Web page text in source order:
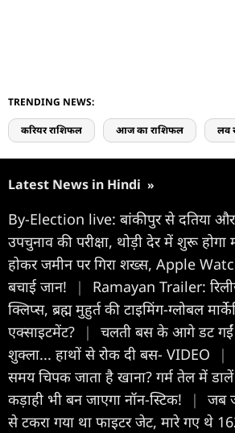
TRENDING NEWS:
करियर राशिफल आज का राशिफल लव
Latest News in Hindi »
By-Election live: बांकीपुर से दतिया
उपचुनाव की परीक्षा, थोड़ी देर में शुरू होगा
होकर जमीन पर गिरा शख्स, Apple
बचाई जान!
|
Ramayan Trailer:
क्लिप्स, ब्रह्म मुहुर्त की टाइमिंग-ग्लोबल
एक्साइटमेंट?
|
चलती बस के आगे डट गईं
शुक्ला... हाथों से रोक दी बस- VIDEO
|
समय चिपक जाता है खाना? गर्म तेल में
कड़ाही भी बन जाएगा नॉन-स्टिक!
|
जब
से टकरा गया था फाइटर जेट, मारे गए थे